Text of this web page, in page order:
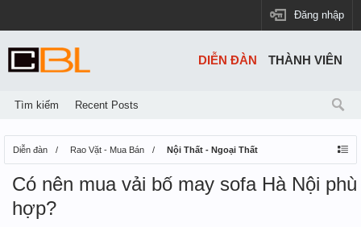
Đăng nhập
Diễn đàn Rao Vặt - Mua Bán Nội Thất - Ngoại Thất
Có nên mua vải bố may sofa Hà Nội phù
hợp?
DIỄN ĐÀN
Tìm kiếm Recent Posts
THÀNH VIÊN